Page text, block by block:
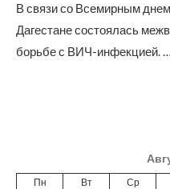
В связи со Всемирным
Дагестане состоялась
борьбе с ВИЧ-инфекцией. …
Пн Вт Ср